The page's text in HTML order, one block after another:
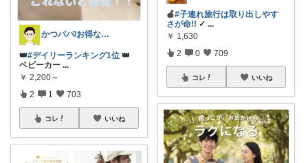
かつパパ/お得な子供服、育児商品の紹介✨
👑#デイリーランキング1位 👑
ベビーカー ...
￥ 2,200～
2 1 703
コレ いいね
🍎#子連れ旅行は取り出しやす
さが命!! ✓ ...
￥ 1,630
2 0 709
コレ いいね